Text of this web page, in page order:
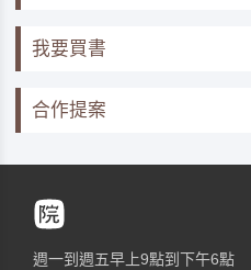
我要買書
合作提案
週一到週五早上9點到下午6點